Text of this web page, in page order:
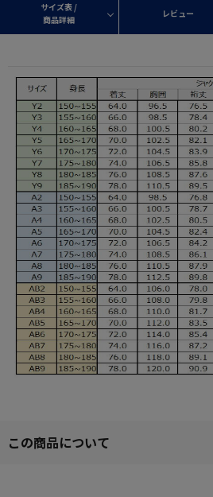
サイズ表 /
商品詳細
レビュー
この商品について